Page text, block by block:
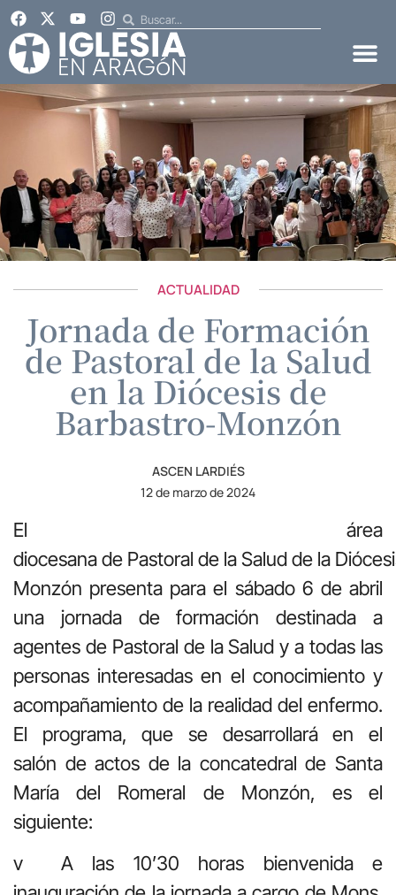
ACTUALIDAD
Jornada de Formación
de Pastoral de la Salud
en la Diócesis de
Barbastro-Monzón
ASCEN LARDIÉS
12 de marzo de 2024
El área
diocesana de Pastoral de la Salud de la
Monzón presenta para el sábado 6 de abril
una jornada de formación destinada a
agentes de Pastoral de la Salud y a todas las
personas interesadas en el conocimiento y
acompañamiento de la realidad del enfermo.
El programa, que se desarrollará en el
salón de actos de la concatedral de Santa
María del Romeral de Monzón, es el
siguiente:
v A las 10’30 horas bienvenida e